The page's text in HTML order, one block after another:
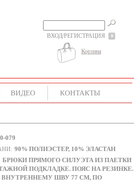
ВХОД/РЕГИСТРАЦИЯ
Корзина
ВИДЕО КОНТАКТЫ
079
90% ПОЛИЭСТЕР, 10% ЭЛАСТАН
БРЮКИ ПРЯМОГО СИЛУЭТА ИЗ ПАЕТКИ
ПОДКЛАДКЕ. ПОЯС НА РЕЗИНКЕ.
ШВУ 77 СМ, ПО